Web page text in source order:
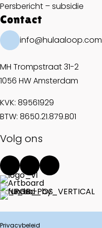
Persbericht – subsidie
Contact
info@hulaaloop.com
MH Trompstraat 31-2
1056 HW Amsterdam
KVK: 89561929
BTW: 8650.21.879.B01
Volg ons
Privacybeleid